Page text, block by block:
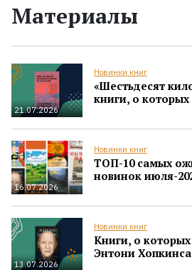
Материалы
21.07.2026
Новинки книг
«Шестьдесят
книги, о которых
16.07.2026
Новинки книг
ТОП-10 самых
новинок июля-
13.07.2026
Новинки книг
Книги, о
Энтони Хопкинса